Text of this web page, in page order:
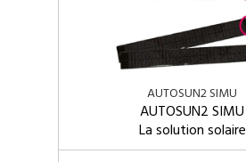
AUTOSUN2 SIMU
AUTOSUN2 SIMU
La solution solaire